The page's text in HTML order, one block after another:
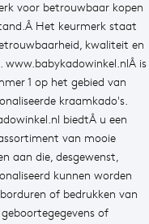
voor betrouwbaar kopen
Het keurmerk staat
kwaliteit en
www.babykadowinkel.nlÂ is
1 op het gebied van
kraamkado's.
biedtÂ u een
van mooie
aan die, desgewenst,
kunnen worden
of bedrukken van
of